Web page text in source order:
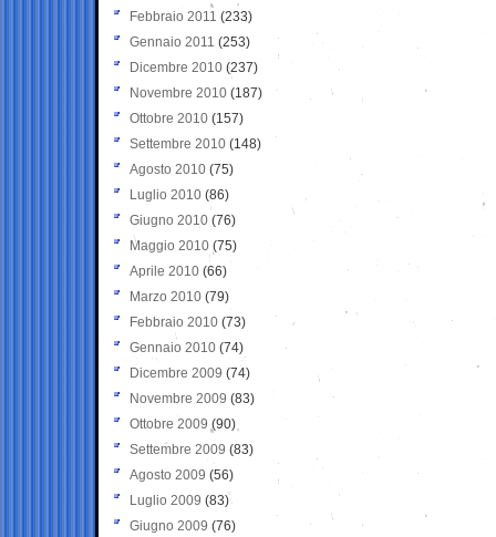
Febbraio 2011 (233)
Gennaio 2011 (253)
Dicembre 2010 (237)
Novembre 2010 (187)
Ottobre 2010 (157)
Settembre 2010 (148)
Agosto 2010 (75)
Luglio 2010 (86)
Giugno 2010 (76)
Maggio 2010 (75)
Aprile 2010 (66)
Marzo 2010 (79)
Febbraio 2010 (73)
Gennaio 2010 (74)
Dicembre 2009 (74)
Novembre 2009 (83)
Ottobre 2009 (90)
Settembre 2009 (83)
Agosto 2009 (56)
Luglio 2009 (83)
Giugno 2009 (76)